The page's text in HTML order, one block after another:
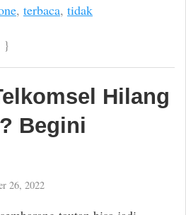
, terbaca, tidak
}
Hilang
Begini
26, 2022